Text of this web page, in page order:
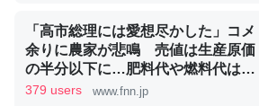
「高市総理には愛想尽かした」コメ
余りに農家が悲鳴 売値は生産原価
の半分以下に…肥料代や燃料代は高
騰「今年でやめる」農家も｜FNNプ
379 users www.fnn.jp